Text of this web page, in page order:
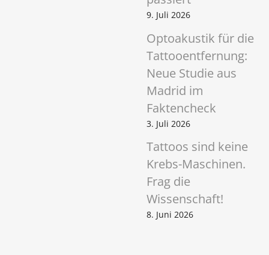
9. Juli 2026
Optoakustik für die
Tattooentfernung:
Neue Studie aus
Madrid im
Faktencheck
3. Juli 2026
Tattoos sind keine
Krebs-Maschinen.
Frag die
Wissenschaft!
8. Juni 2026